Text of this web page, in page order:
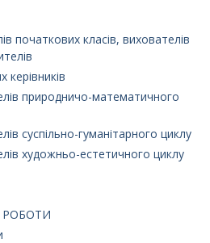
початкових класів, вихователів
природничо-математичного
суспільно-гуманітарного циклу
художньо-естетичного циклу
РОБОТИ